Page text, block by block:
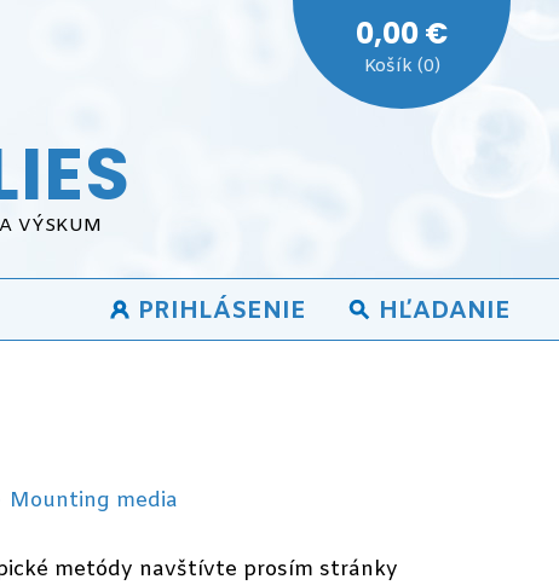
VÝSKUM
0,00 €
Košík (0)
HĽADANIE
PRIHLÁSENIE
Mounting media
metódy navštívte prosím stránky